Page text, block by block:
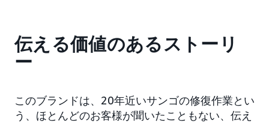
伝える価値のあるストーリ
ー
このブランドは、20年近いサンゴの修復作業とい
う、ほとんどのお客様が聞いたこともない、伝え